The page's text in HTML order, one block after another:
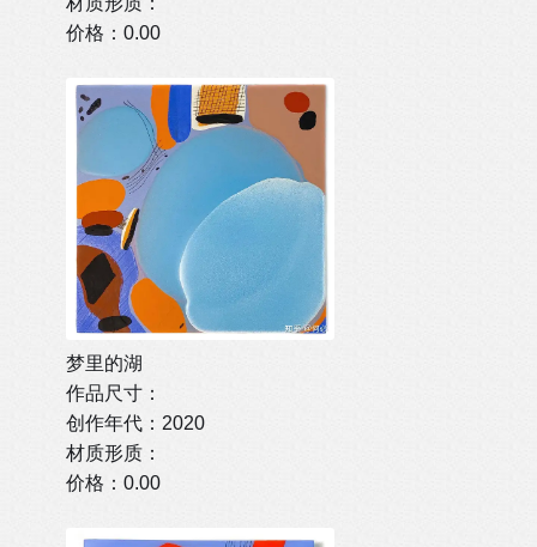
价格：0.00
梦里的湖
作品尺寸：
创作年代：2020
材质形质：
价格：0.00